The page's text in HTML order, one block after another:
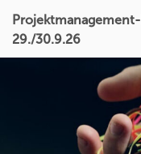
29./30.9.26